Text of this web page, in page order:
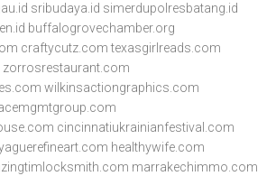
sribudaya.id simerdupolresbatang.id
buffalogrovechamber.org
craftycutz.com texasgirlreads.com
zorrosrestaurant.com
wilkinsactiongraphics.com
cincinnatiukrainianfestival.com
healthywife.com
marrakechimmo.com